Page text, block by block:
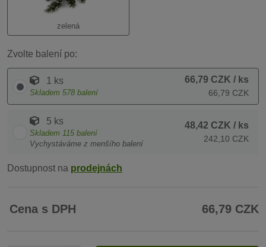
zelená
Zvolte balení po:
1 ks
Skladem 578 balení
66,79 CZK / ks
66,79 CZK
5 ks
Skladem 115 balení
Vychystáváme z menšího balení
48,42 CZK / ks
242,10 CZK
Dostupnost na prodejnách
Cena s DPH 66,79 CZK